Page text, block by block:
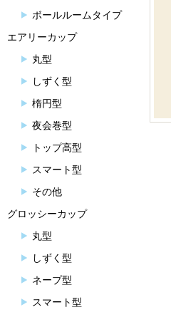
ボールルームタイプ
エアリーカップ
丸型
しずく型
楕円型
夜会巻型
トップ高型
スマート型
その他
グロッシーカップ
丸型
しずく型
ネープ型
スマート型